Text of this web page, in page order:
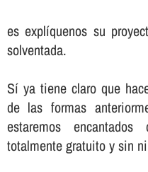
es explíquenos su
solventada.
Sí ya tiene claro que
de las formas
estaremos
totalmente gratuito y sin